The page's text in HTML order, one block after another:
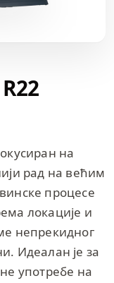
на
рад на већим
процесе
локације и
непрекидног
Идеалан је за
употребе на